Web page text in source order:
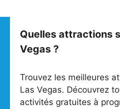
Quelles attractions
Vegas ?
Trouvez les meilleures
Las Vegas. Découvrez
activités gratuites à